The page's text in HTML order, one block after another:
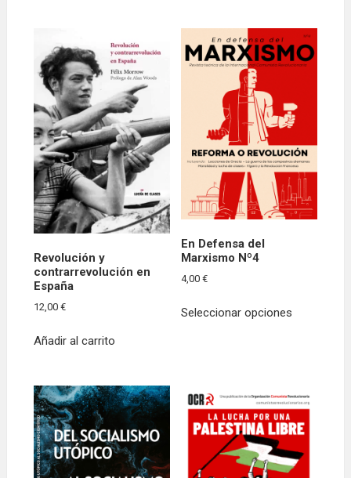
opciones
se
elegir
en
la
página
de
producto
Revolución y
contrarrevolución en
España
12,00€
Añadir al carrito
En Defensa del
Marxismo Nº4
4,00€
Seleccionar opciones
Las
opciones
se
pueden
elegir